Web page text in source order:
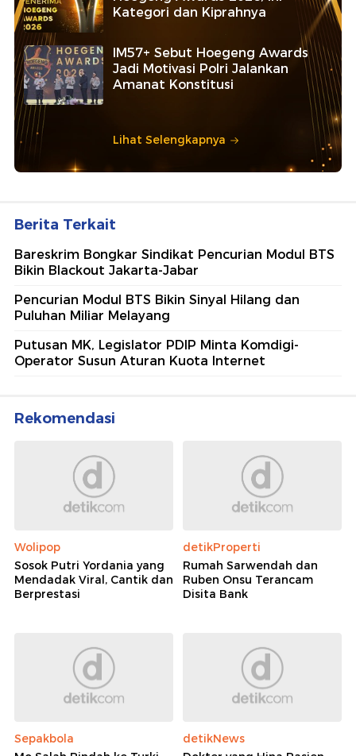
Kategori dan Kiprahnya
IM57+ Sebut Hoegeng Awards
Jadi Motivasi Polri Jalankan
Amanat Konstitusi
Lihat Selengkapnya
Berita Terkait
Bareskrim Bongkar Sindikat Pencurian Modul BTS
Bikin Blackout Jakarta-Jabar
Pencurian Modul BTS Bikin Sinyal Hilang dan
Puluhan Miliar Melayang
Putusan MK, Legislator PDIP Minta Komdigi-
Operator Susun Aturan Kuota Internet
Rekomendasi
Wolipop
Sosok Putri Yordania yang
Mendadak Viral, Cantik dan
Berprestasi
detikProperti
Rumah Sarwendah dan
Ruben Onsu Terancam
Disita Bank
Sepakbola
detikNews